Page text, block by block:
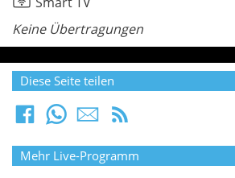
Keine Übertragungen
Diese Seite teilen
Mehr Live-Programm